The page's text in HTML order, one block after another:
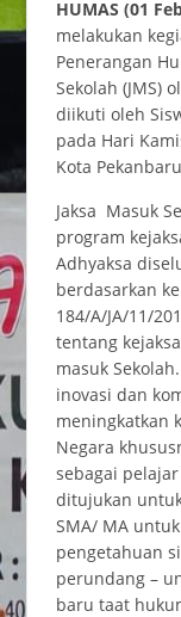
HUMAS (01
melakukan
Penerangan
Sekolah (JMS)
diikuti oleh
pada Hari
Kota
Jaksa Masuk
program
Adhyaksa
berdasarkan
184/A/JA/11/
tentang
masuk
inovasi dan
meningkatkan
Negara
sebagai pelajar
ditujukan
SMA/ MA
pengetahuan
perundang –
baru taat